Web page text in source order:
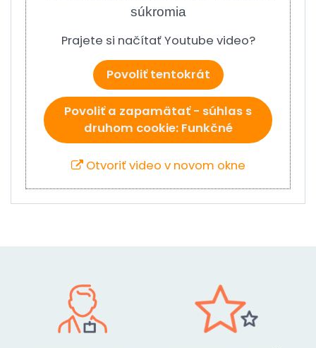
súkromia
Prajete si načítať Youtube video?
Povoliť tentokrát
Povoliť a zapamätať - súhlas s
druhom cookie: Funkčné
Otvoriť video v novom okne